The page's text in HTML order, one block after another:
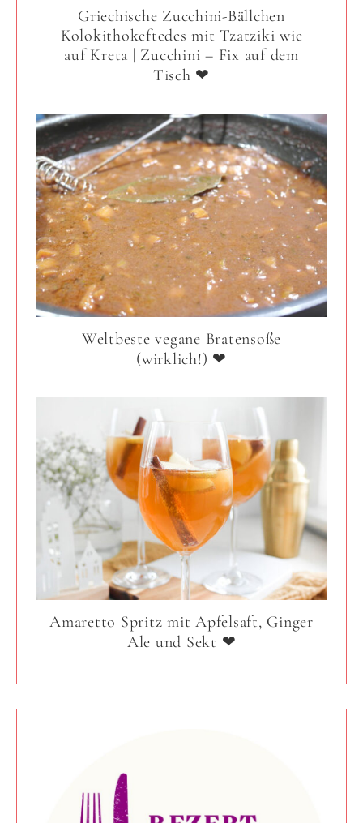
Griechische Zucchini-Bällchen
Kolokithokeftedes mit Tzatziki wie
auf Kreta | Zucchini – Fix auf dem
Tisch ❤
Weltbeste vegane Bratensoße
(wirklich!) ❤
Amaretto Spritz mit Apfelsaft, Ginger
Ale und Sekt ❤